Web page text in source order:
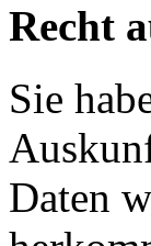
Recht
Sie
Daten